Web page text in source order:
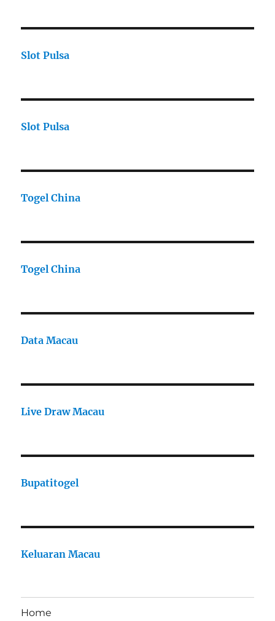
Slot Pulsa
Slot Pulsa
Togel China
Togel China
Data Macau
Live Draw Macau
Bupatitogel
Keluaran Macau
Home